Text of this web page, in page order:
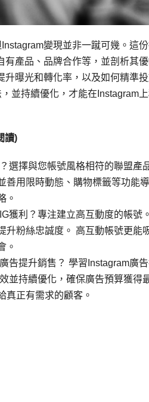
變現並非一蹴可幾。這
有產品、品牌合作等，並剖析其
曝光和轉化率，以及如何精準
並持續優化，才能在Instagram
讀)
選擇與您帳號風格相符的聯盟產
善用限時動態、購物標籤等功能
。
獲利？專注建立高互動度的帳號
升粉絲忠誠度。 高互動帳號更能
。
告提升銷售？ 學習Instagram廣
並持續優化，確保廣告預算獲得
真正有需求的顧客。